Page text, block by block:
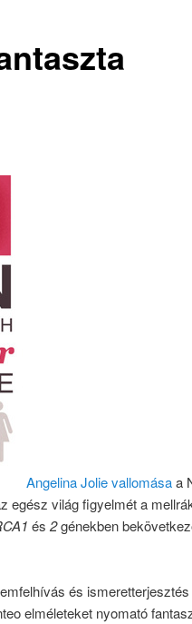
Angelina Jolie vallomásaa
egész világ figyelmét a
és 2génekben
és
elméleteket nyomató